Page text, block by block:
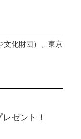
文化財団）、東京
ゼント！